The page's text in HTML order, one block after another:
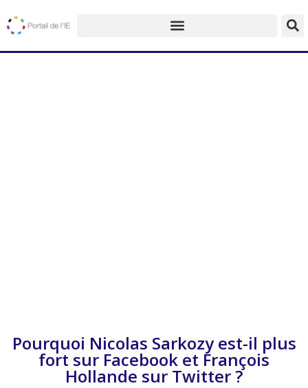
Pourquoi Nicolas Sarkozy est-il plus
fort sur Facebook et François
Hollande sur Twitter ?